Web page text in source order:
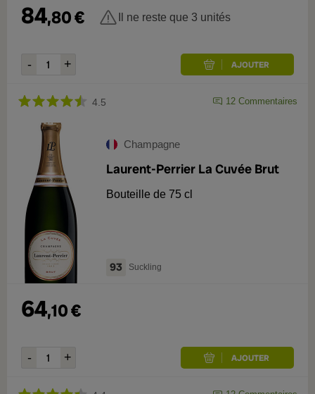
84,80€ Il ne reste que 3 unités
4.5 12 Commentaires
Champagne
Laurent-Perrier La Cuvée Brut
Bouteille de 75 cl
93 Suckling
64,10€